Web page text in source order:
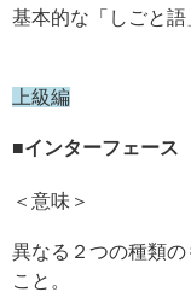
基本的な「しごと語
上級編
■インターフェース
＜意味＞
異なる２つの種類
こと。